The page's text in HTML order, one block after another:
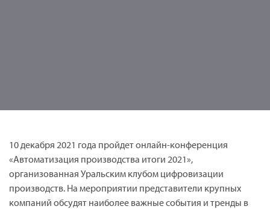
10 декабря 2021 года пройдет онлайн-конференция
«Автоматизация производства итоги 2021»,
организованная Уральским клубом цифровизации
производств. На мероприятии представители крупных
компаний обсудят наиболее важные события и тренды в